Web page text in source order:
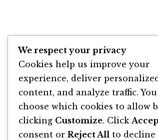
We respect your privacy
Cookies help us improve your
experience, deliver
content, and analyze traffic.
choose which cookies to allow
clicking Customize. Click
consent or Reject All to decline